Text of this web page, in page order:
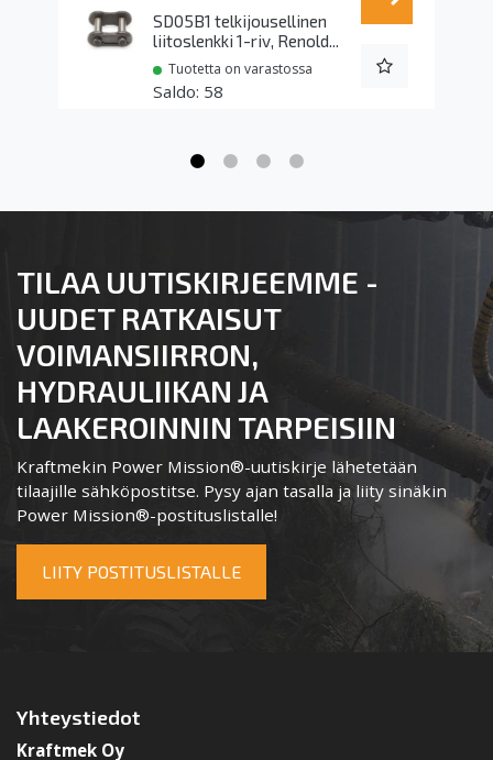
SD05B1 telkijousellinen
liitoslenkki 1-riv, Renold...
Tuotetta on varastossa
58
TILAA UUTISKIRJEEMME -
UUDET RATKAISUT
VOIMANSIIRRON,
HYDRAULIIKAN JA
LAAKEROINNIN TARPEISIIN
Kraftmekin Power Mission®-uutiskirje lähetetään
tilaajille sähköpostitse. Pysy ajan tasalla ja liity sinäkin
Power Mission®-postituslistalle!
LIITY POSTITUSLISTALLE
Yhteystiedot
Kraftmek Oy